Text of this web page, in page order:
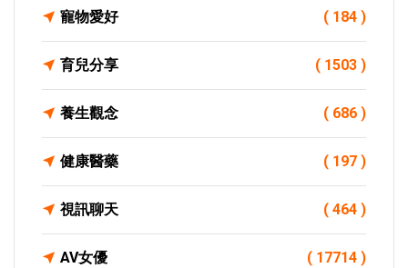
寵物愛好 ( 184 )
育兒分享 ( 1503 )
養生觀念 ( 686 )
健康醫藥 ( 197 )
視訊聊天 ( 464 )
AV女優 ( 17714 )